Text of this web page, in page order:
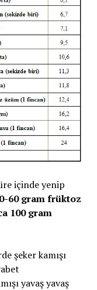
içinde yenip
60 gram früktoz
100 gram
şeker kamışı
yavaş yavaş